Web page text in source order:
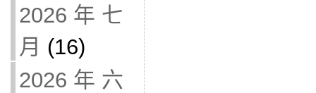
2026 年 七
月 (16)
2026 年 六